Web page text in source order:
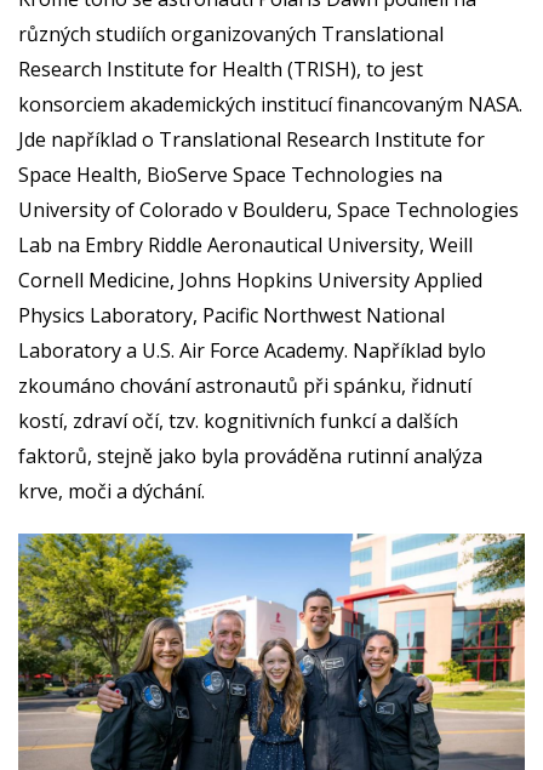
různých studiích organizovaných Translational
Research Institute for Health (TRISH), to jest
konsorciem akademických institucí financovaným NASA.
Jde například o Translational Research Institute for
Space Health, BioServe Space Technologies na
University of Colorado v Boulderu, Space Technologies
Lab na Embry Riddle Aeronautical University, Weill
Cornell Medicine, Johns Hopkins University Applied
Physics Laboratory, Pacific Northwest National
Laboratory a U.S. Air Force Academy. Například bylo
zkoumáno chování astronautů při spánku, řidnutí
kostí, zdraví očí, tzv. kognitivních funkcí a dalších
faktorů, stejně jako byla prováděna rutinní analýza
krve, moči a dýchání.